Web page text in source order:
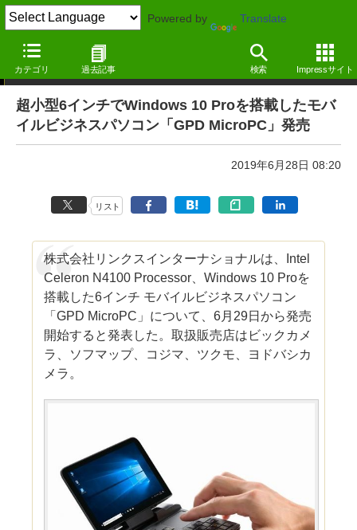
Powered by Translate
カテゴリ 過去記事 検索 Impressサイト
ニュース ―MdN Design Interactive edition―
超小型6インチでWindows 10 Proを搭載したモバ
イルビジネスパソコン「GPD MicroPC」発売
2019年6月28日 08:20
リスト
株式会社リンクスインターナショナルは、Intel
Celeron N4100 Processor、Windows 10 Proを
搭載した6インチ モバイルビジネスパソコン
「GPD MicroPC」について、6月29日から発売
開始すると発表した。取扱販売店はビックカメ
ラ、ソフマップ、コジマ、ツクモ、ヨドバシカ
メラ。